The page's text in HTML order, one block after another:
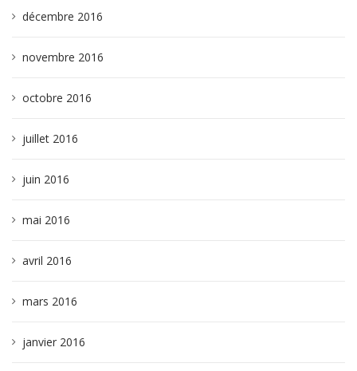
décembre 2016
novembre 2016
octobre 2016
juillet 2016
juin 2016
mai 2016
avril 2016
mars 2016
janvier 2016